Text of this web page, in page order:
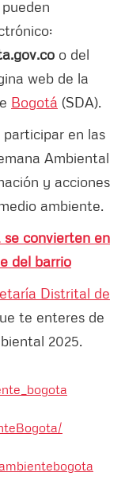
o del
web de la
Bogotá (SDA).
en las
Ambiental
y acciones
ambiente.
se convierten en
del barrio
Distrital de
te enteres de
2025.